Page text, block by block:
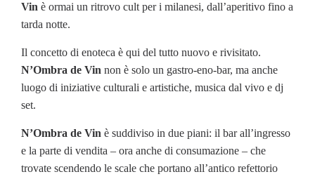
Vin è ormai un ritrovo cult per i milanesi, dall’aperitivo fino a
tarda notte.
Il concetto di enoteca è qui del tutto nuovo e rivisitato.
N’Ombra de Vin non è solo un gastro-eno-bar, ma anche
luogo di iniziative culturali e artistiche, musica dal vivo e dj
set.
N’Ombra de Vin è suddiviso in due piani: il bar all’ingresso
e la parte di vendita – ora anche di consumazione – che
trovate scendendo le scale che portano all’antico refettorio